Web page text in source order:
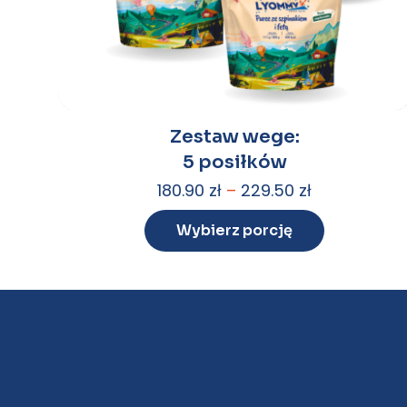
Zestaw wege:
5 posiłków
180.90 zł – 229.50 zł
Wybierz porcję